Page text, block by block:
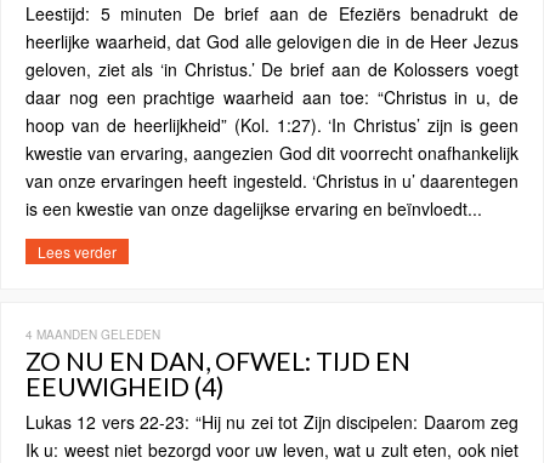
Leestijd: 5 minuten De brief aan de Efeziërs benadrukt de
heerlijke waarheid, dat God alle gelovigen die in de Heer Jezus
geloven, ziet als ‘in Christus.’ De brief aan de Kolossers voegt
daar nog een prachtige waarheid aan toe: “Christus in u, de
hoop van de heerlijkheid” (Kol. 1:27). ‘In Christus’ zijn is geen
kwestie van ervaring, aangezien God dit voorrecht onafhankelijk
van onze ervaringen heeft ingesteld. ‘Christus in u’ daarentegen
is een kwestie van onze dagelijkse ervaring en beïnvloedt...
Lees verder
4 MAANDEN GELEDEN
ZO NU EN DAN, OFWEL: TIJD EN
EEUWIGHEID (4)
Lukas 12 vers 22-23: “Hij nu zei tot Zijn discipelen: Daarom zeg
Ik u: weest niet bezorgd voor uw leven, wat u zult eten, ook niet